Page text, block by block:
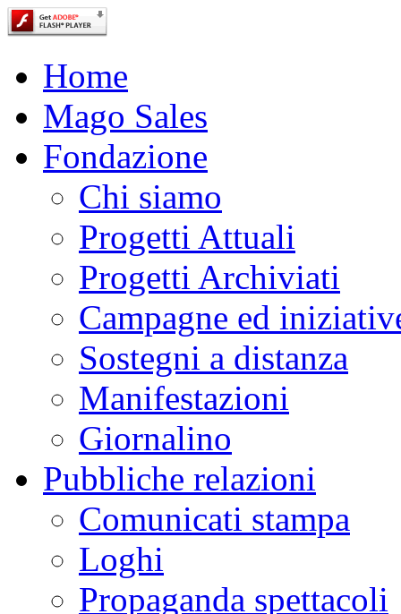
Home
Mago Sales
Fondazione
Chi siamo
Progetti Attuali
Progetti Archiviati
Campagne ed
Sostegni a distanza
Manifestazioni
Giornalino
Pubbliche relazioni
Comunicati stampa
Loghi
Propaganda spettacoli